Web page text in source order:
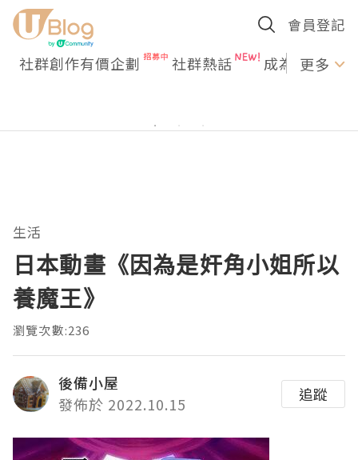
會員登記
社群創作有價企劃 社群熱話 成為U更多
生活
日本動畫《因為是奸角小姐所以
養魔王》
瀏覽次數:236
後備小屋
發佈於 2022.10.15
追蹤